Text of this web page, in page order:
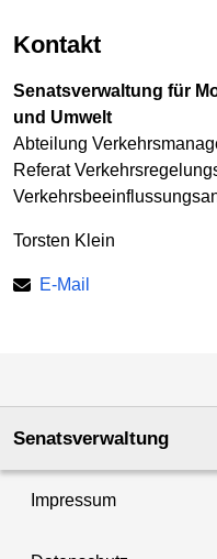
Kontakt
Senatsverwaltung für
und Umwelt
Abteilung
Referat
Torsten Klein
E-Mail
Senatsverwaltung
Impressum